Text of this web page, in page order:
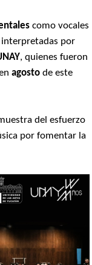
como vocales
interpretadas por
, quienes fueron
agosto de este
del esfuerzo
sica por fomentar la